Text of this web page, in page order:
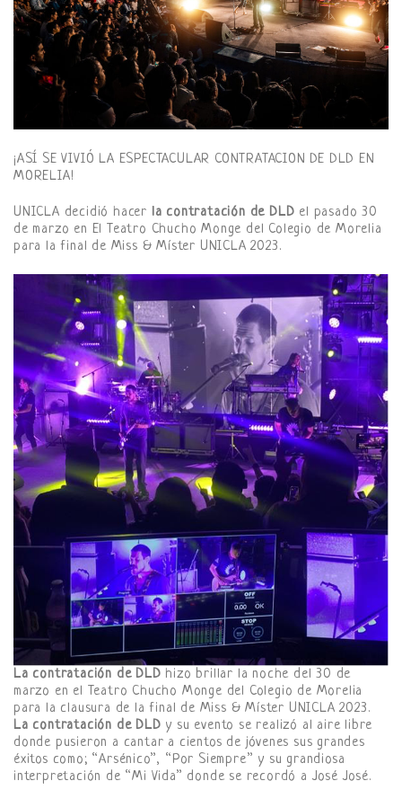
¡ASÍ SE VIVIÓ LA ESPECTACULAR CONTRATACION DE DLD EN
MORELIA!
UNICLA decidió hacer la contratación de DLD el pasado 30
de marzo en El Teatro Chucho Monge del Colegio de Morelia
para la final de Miss & Míster UNICLA 2023.
La contratación de DLD hizo brillar la noche del 30 de
marzo en el Teatro Chucho Monge del Colegio de Morelia
para la clausura de la final de Miss & Míster UNICLA 2023.
La contratación de DLD y su evento se realizó al aire libre
donde pusieron a cantar a cientos de jóvenes sus grandes
éxitos como; “Arsénico”, “Por Siempre” y su grandiosa
interpretación de “Mi Vida” donde se recordó a José José.